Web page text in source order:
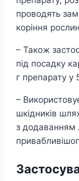
проводять
коріння
– Також
під посадку
г препарату у
–
шкідників
з додаванням